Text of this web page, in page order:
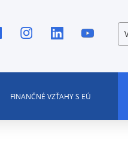
FINANČNÉ VZŤAHY S EÚ